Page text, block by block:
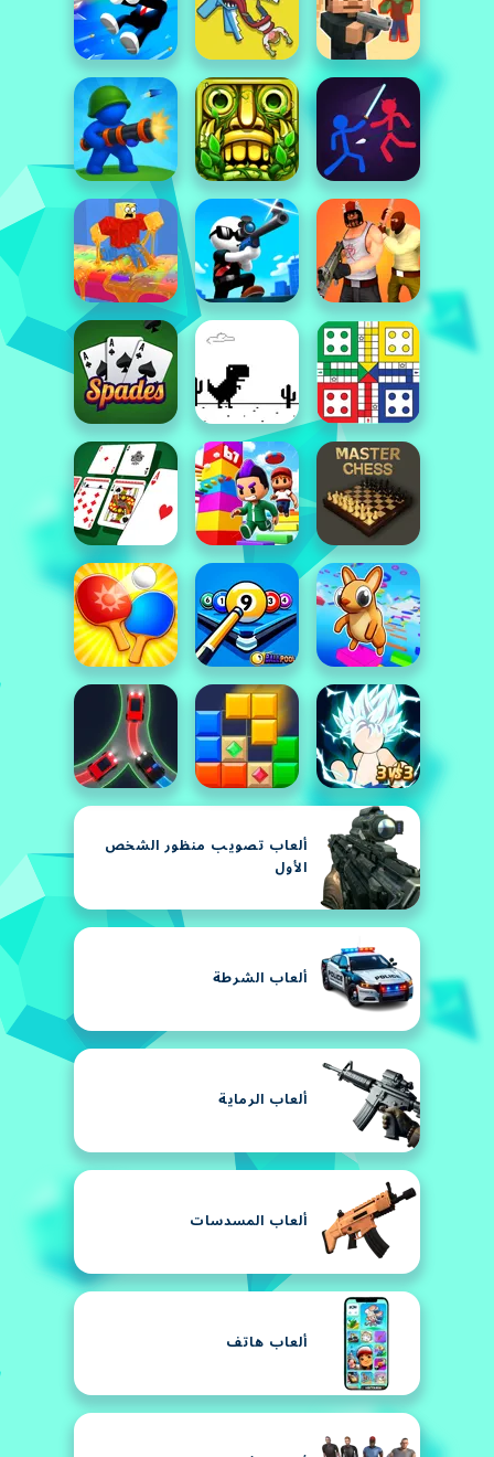
ألعاب تصويب منظور الشخص
الأول
ألعاب الشرطة
ألعاب الرماية
ألعاب المسدسات
ألعاب هاتف